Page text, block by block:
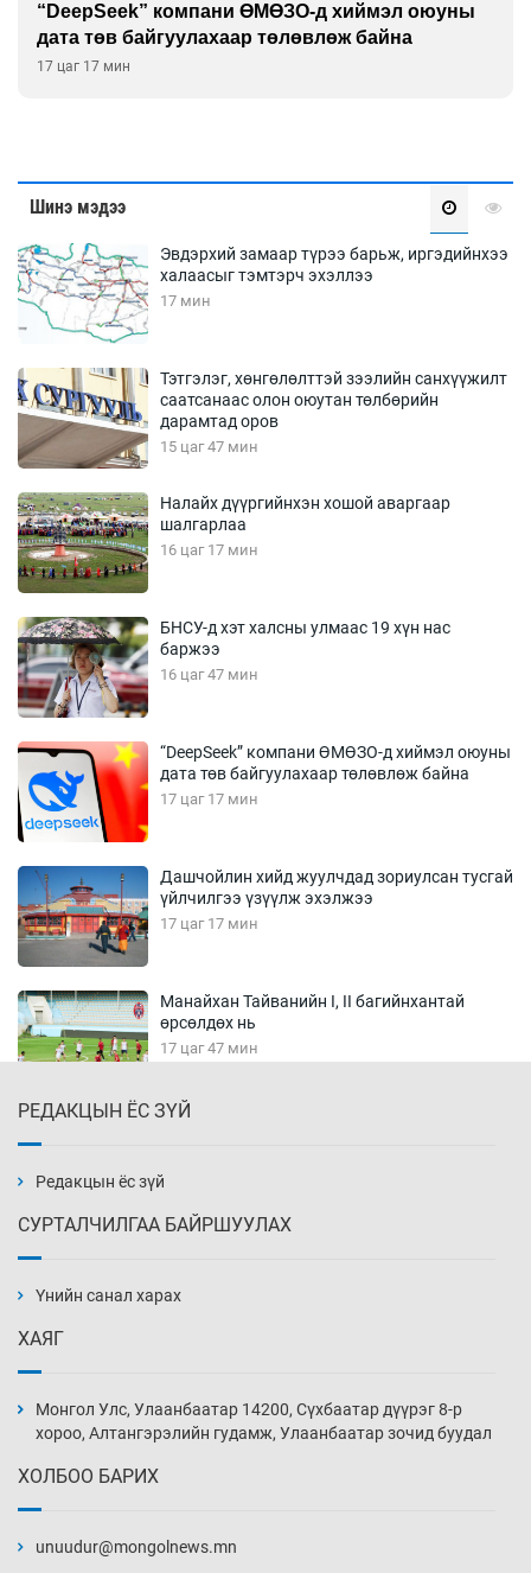
“DeepSeek” компани ӨМӨЗО-д хиймэл оюуны
дата төв байгуулахаар төлөвлөж байна
17 цаг 17 мин
Шинэ мэдээ
Эвдэрхий замаар түрээ барьж, иргэдийнхээ
халаасыг тэмтэрч эхэллээ
17 мин
Тэтгэлэг, хөнгөлөлттэй зээлийн санхүүжилт
саатсанаас олон оюутан төлбөрийн
дарамтад оров
15 цаг 47 мин
Налайх дүүргийнхэн хошой аваргаар
шалгарлаа
16 цаг 17 мин
БНСУ-д хэт халсны улмаас 19 хүн нас
баржээ
16 цаг 47 мин
“DeepSeek” компани ӨМӨЗО-д хиймэл оюуны
дата төв байгуулахаар төлөвлөж байна
17 цаг 17 мин
Дашчойлин хийд жуулчдад зориулсан тусгай
үйлчилгээ үзүүлж эхэлжээ
17 цаг 17 мин
Манайхан Тайванийн I, II багийнхантай
өрсөлдөх нь
17 цаг 47 мин
18 цаг 17 мин
18 цаг 47 мин
19 цаг 17 мин
19 цаг 47 мин
РЕДАКЦЫН ЁС ЗҮЙ
Редакцын ёс зүй
СУРТАЛЧИЛГАА БАЙРШУУЛАХ
Үнийн санал харах
ХАЯГ
Монгол Улс, Улаанбаатар 14200, Сүхбаатар дүүрэг 8-р
хороо, Алтангэрэлийн гудамж, Улаанбаатар зочид буудал
ХОЛБОО БАРИХ
unuudur@mongolnews.mn